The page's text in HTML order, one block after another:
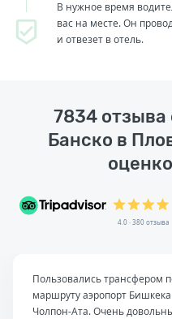
В нужное время
вас на месте. Он
и отвезет в отель.
7834 отзыва
Банско в
4.0 · 380 отзыва
Пользовались трансфером
маршруту аэропорт
Чолпон-Ата. Очень